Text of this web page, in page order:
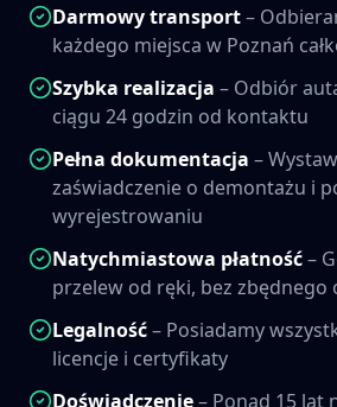
Darmowy transport–
każdego miejsca w Poznań
Szybka realizacja – Odbiór
ciągu 24 godzin od kontaktu
Pełna dokumentacja –
zaświadczenie o demontażu i
wyrejestrowaniu
Natychmiastowa płatność–
przelew od ręki, bez zbędnego
Legalność– Posiadamy
licencje i certyfikaty
Doświadczenie– Ponad 15 lat